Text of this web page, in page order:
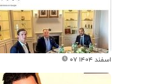
۰۷ اسفند ۱۴۰۴